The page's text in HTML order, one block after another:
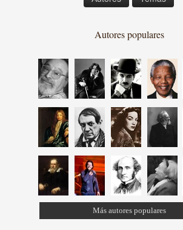
Autores populares
Más autores populares